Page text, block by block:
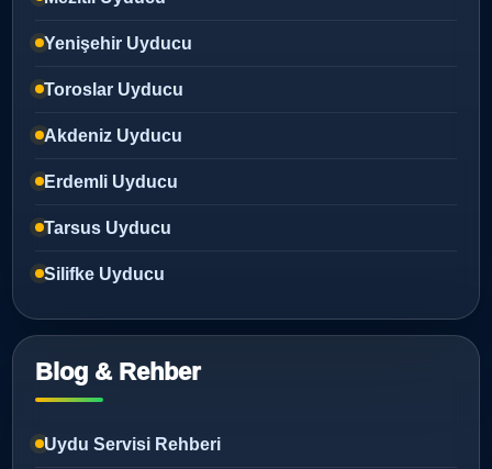
Yenişehir Uyducu
Toroslar Uyducu
Akdeniz Uyducu
Erdemli Uyducu
Tarsus Uyducu
Silifke Uyducu
Blog & Rehber
Uydu Servisi Rehberi